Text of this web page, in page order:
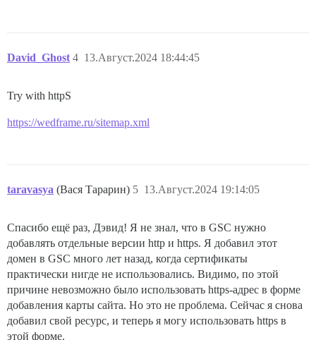
David_Ghost 13.Август.2024 18:44:45
4
Try with httpS
https://wedframe.ru/sitemap.xml
taravasya (Вася Тарарин) 13.Август.2024 19:14:05
5
Спасибо ещё раз, Дэвид! Я не знал, что в GSC нужно
добавлять отдельные версии http и https. Я добавил этот
домен в GSC много лет назад, когда сертификаты
практически нигде не использовались. Видимо, по этой
причине невозможно было использовать https-адрес в форме
добавления карты сайта. Но это не проблема. Сейчас я снова
добавил свой ресурс, и теперь я могу использовать https в
этой форме.